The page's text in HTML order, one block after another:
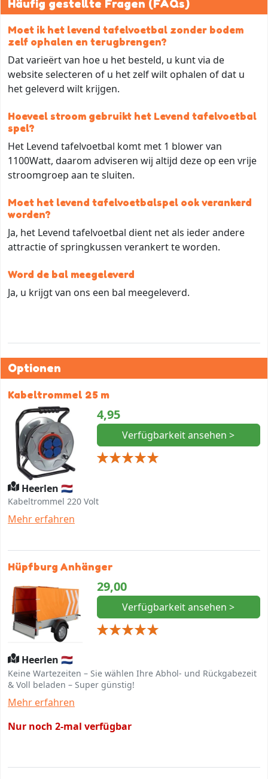
Häufig gestellte Fragen (FAQs)
Moet ik het levend tafelvoetbal zonder bodem
zelf ophalen en terugbrengen?
Dat varieërt van hoe u het besteld, u kunt via de
website selecteren of u het zelf wilt ophalen of dat u
het geleverd wilt krijgen.
Hoeveel stroom gebruikt het Levend tafelvoetbal
spel?
Het Levend tafelvoetbal komt met 1 blower van
1100Watt, daarom adviseren wij altijd deze op een vrije
stroomgroep aan te sluiten.
Moet het levend tafelvoetbalspel ook verankerd
worden?
Ja, het Levend tafelvoetbal dient net als ieder andere
attractie of springkussen verankert te worden.
Word de bal meegeleverd
Ja, u krijgt van ons een bal meegeleverd.
Optionen
Kabeltrommel 25 m
4,95
Verfügbarkeit ansehen >
Heerlen 🇳🇱
Kabeltrommel 220 Volt
Mehr erfahren
Hüpfburg Anhänger
29,00
Verfügbarkeit ansehen >
Heerlen 🇳🇱
Keine Wartezeiten – Sie wählen Ihre Abhol- und Rückgabezeit
& Voll beladen – Super günstig!
Mehr erfahren
Nur noch 2-mal verfügbar